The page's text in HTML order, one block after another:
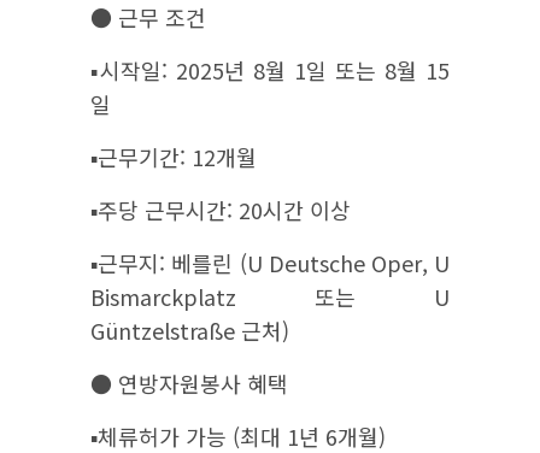
● 근무 조건
▪︎시작일: 2025년 8월 1일 또는 8월 15
일
▪︎근무기간: 12개월
▪︎주당 근무시간: 20시간 이상
▪︎근무지: 베를린 (U Deutsche Oper, U
Bismarckplatz 또는 U
Güntzelstraße 근처)
● 연방자원봉사 혜택
▪︎체류허가 가능 (최대 1년 6개월)